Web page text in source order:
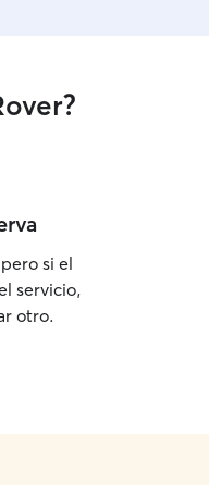
si el
servicio,
otro.